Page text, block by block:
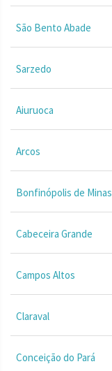
São Bento Abade
Sarzedo
Aiuruoca
Arcos
Bonfinópolis de Minas
Cabeceira Grande
Campos Altos
Claraval
Conceição do Pará